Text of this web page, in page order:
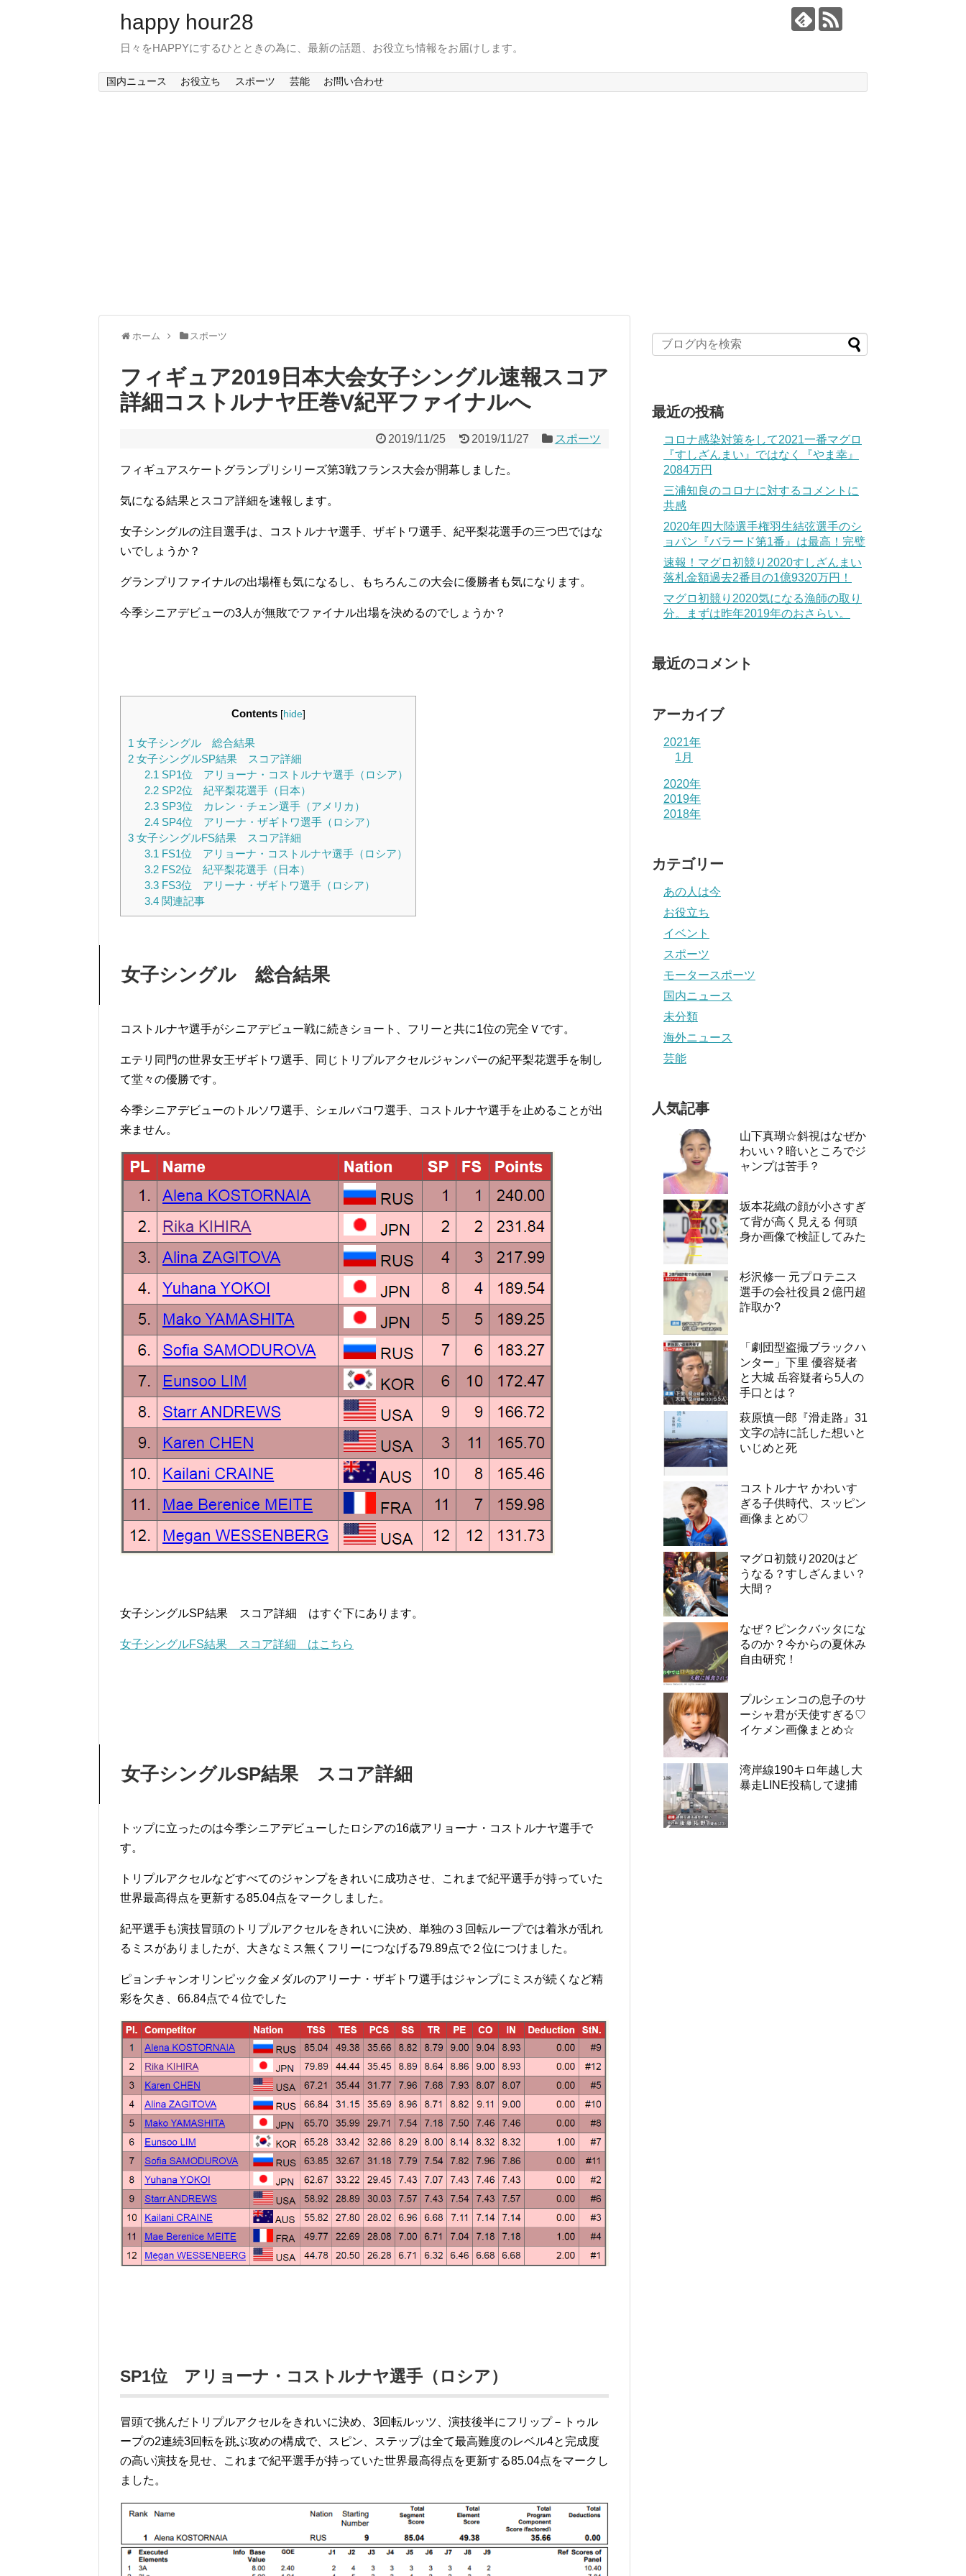
happy hour28
日々をHAPPYにするひとときの為に、最新の話題、お役立ち情報をお届けします。
国内ニュース お役立ち スポーツ 芸能 お問い合わせ
ホーム スポーツ
フィギュア2019日本大会女子シングル速報スコア
詳細コストルナヤ圧巻V紀平ファイナルへ
2019/11/25 2019/11/27 スポーツ
フィギュアスケートグランプリシリーズ第3戦フランス大会が開幕しました。
気になる結果とスコア詳細を速報します。
女子シングルの注目選手は、コストルナヤ選手、ザギトワ選手、紀平梨花選手の三つ巴ではな
いでしょうか？
グランプリファイナルの出場権も気になるし、もちろんこの大会に優勝者も気になります。
今季シニアデビューの3人が無敗でファイナル出場を決めるのでしょうか？
Contents [hide]
1 女子シングル 総合結果
2 女子シングルSP結果 スコア詳細
2.1 SP1位 アリョーナ・コストルナヤ選手（ロシア）
2.2SP2位 紀平梨花選手（日本）
2.3SP3位 カレン・チェン選手（アメリカ）
2.4SP4位 アリーナ・ザギトワ選手（ロシア）
3 女子シングルFS結果 スコア詳細
3.1 FS1位 アリョーナ・コストルナヤ選手（ロシア）
3.2FS2位 紀平梨花選手（日本）
3.3FS3位 アリーナ・ザギトワ選手（ロシア）
3.4関連記事
女子シングル 総合結果
コストルナヤ選手がシニアデビュー戦に続きショート、フリーと共に1位の完全Ｖです。
エテリ同門の世界女王ザギトワ選手、同じトリプルアクセルジャンパーの紀平梨花選手を制し
て堂々の優勝です。
今季シニアデビューのトルソワ選手、シェルバコワ選手、コストルナヤ選手を止めることが出
来ません。
女子シングルSP結果 スコア詳細 はすぐ下にあります。
女子シングルFS結果 スコア詳細 はこちら
女子シングルSP結果 スコア詳細
トップに立ったのは今季シニアデビューしたロシアの16歳アリョーナ・コストルナヤ選手で
す。
トリプルアクセルなどすべてのジャンプをきれいに成功させ、これまで紀平選手が持っていた
世界最高得点を更新する85.04点をマークしました。
紀平選手も演技冒頭のトリプルアクセルをきれいに決め、単独の３回転ループでは着氷が乱れ
るミスがありましたが、大きなミス無くフリーにつなげる79.89点で２位につけました。
ピョンチャンオリンピック金メダルのアリーナ・ザギトワ選手はジャンプにミスが続くなど精
彩を欠き、66.84点で４位でした
SP1位 アリョーナ・コストルナヤ選手（ロシア）
冒頭で挑んだトリプルアクセルをきれいに決め、3回転ルッツ、演技後半にフリップ－トゥル
ープの2連続3回転を跳ぶ攻めの構成で、スピン、ステップは全て最高難度のレベル4と完成度
の高い演技を見せ、これまで紀平選手が持っていた世界最高得点を更新する85.04点をマークし
ました。
最近の投稿
コロナ感染対策をして2021一番マグロ
『すしざんまい』ではなく『やま幸』
2084万円
三浦知良のコロナに対するコメントに
共感
2020年四大陸選手権羽生結弦選手のシ
ョパン『バラード第1番』は最高！完璧
速報！マグロ初競り2020すしざんまい
落札金額過去2番目の1億9320万円！
マグロ初競り2020気になる漁師の取り
分。まずは昨年2019年のおさらい。
最近のコメント
アーカイブ
2021年
1月
2020年
2019年
2018年
カテゴリー
あの人は今
お役立ち
イベント
スポーツ
モータースポーツ
国内ニュース
未分類
海外ニュース
芸能
人気記事
山下真瑚☆斜視はなぜか
わいい？暗いところでジ
ャンプは苦手？
坂本花織の顔が小さすぎ
て背が高く見える 何頭
身か画像で検証してみた
杉沢修一 元プロテニス
選手の会社役員２億円超
詐取か?
「劇団型盗撮ブラックハ
ンター」下里 優容疑者
と大城 岳容疑者ら5人の
手口とは？
萩原慎一郎『滑走路』31
文字の詩に託した想いと
いじめと死
コストルナヤ かわいす
ぎる子供時代、スッピン
画像まとめ♡
マグロ初競り2020はど
うなる？すしざんまい？
大間？
なぜ？ピンクバッタにな
るのか？今からの夏休み
自由研究！
プルシェンコの息子のサ
ーシャ君が天使すぎる♡
イケメン画像まとめ☆
湾岸線190キロ年越し大
暴走LINE投稿して逮捕